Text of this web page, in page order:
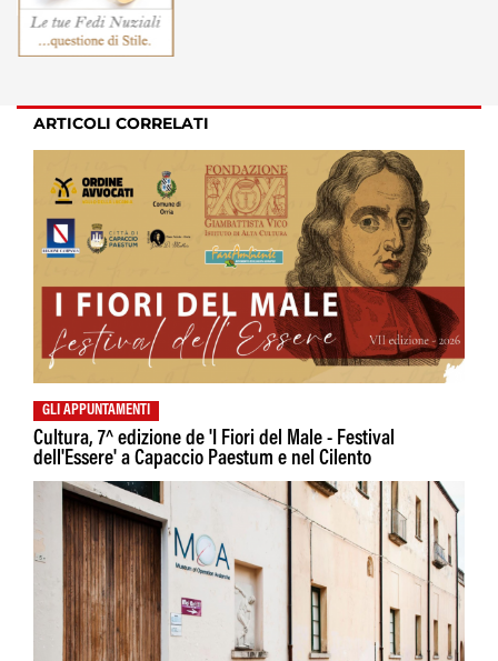
ARTICOLI CORRELATI
GLI APPUNTAMENTI
Cultura, 7^ edizione de 'I Fiori del Male - Festival
dell'Essere' a Capaccio Paestum e nel Cilento